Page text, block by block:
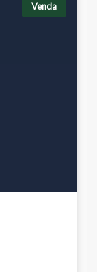
Venda